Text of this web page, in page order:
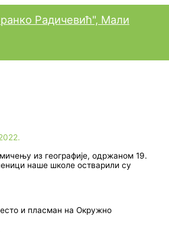
Радичевић", Мали
из
из географије, одржаном 19.
наше школе остварили су
и пласман на Окружно